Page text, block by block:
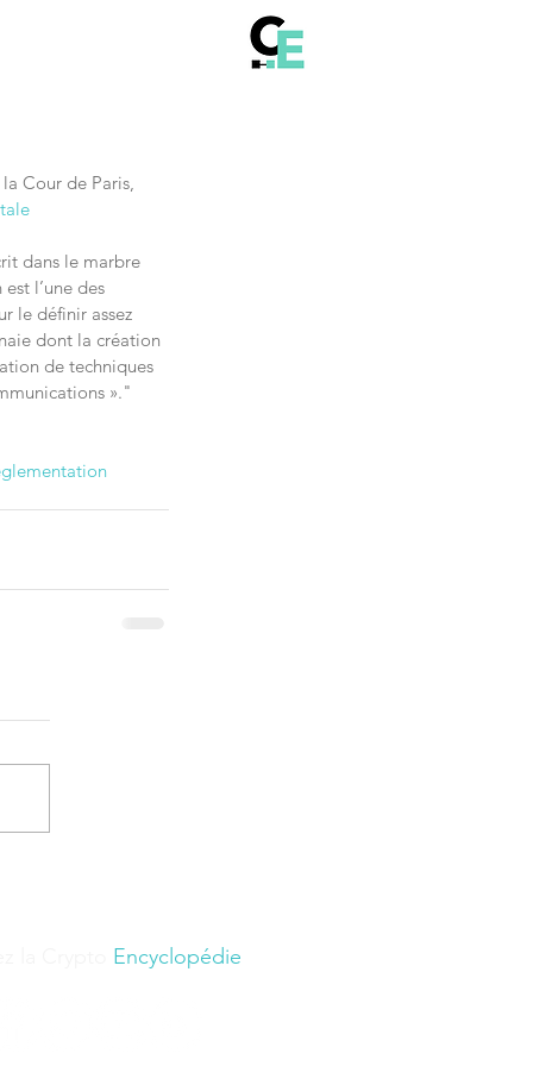
Cour de Paris,
dans le marbre
l’une des
le définir assez
dont la création
de techniques
»."
Encyclopédie